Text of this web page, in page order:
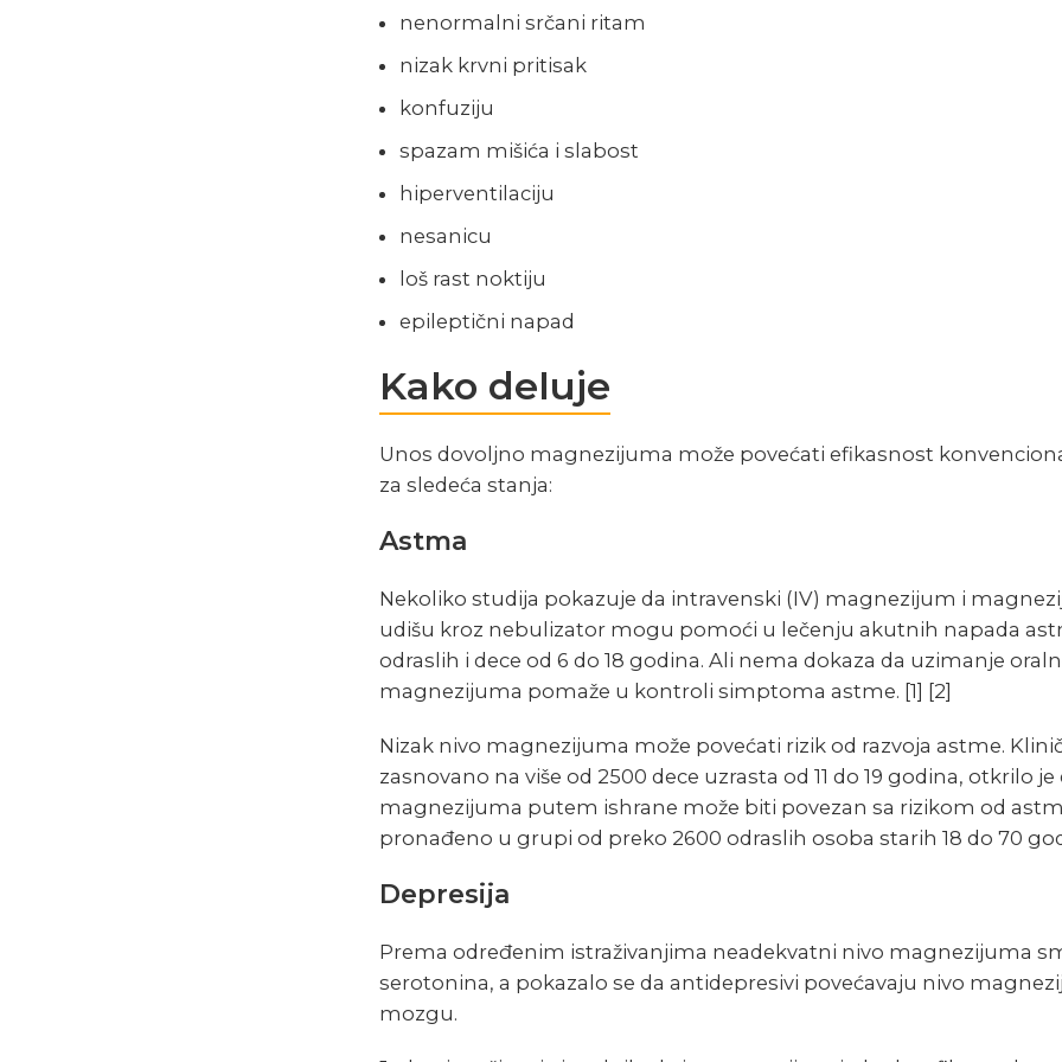
nenormalni srčani ritam
nizak krvni pritisak
konfuziju
spazam mišića i slabost
hiperventilaciju
nesanicu
loš rast noktiju
epileptični napad
Kako deluje
Unos dovoljno magnezijuma može povećati efikasnost
za sledeća stanja:
Astma
Nekoliko studija pokazuje da intravenski (IV) magnezijum i
udišu kroz nebulizator mogu pomoći u lečenju akutnih napada
odraslih i dece od 6 do 18 godina. Ali nema dokaza da uzimanje
magnezijuma pomaže u kontroli simptoma astme. [1] [2]
Nizak nivo magnezijuma može povećati rizik od razvoja astme.
zasnovano na više od 2500 dece uzrasta od 11 do 19 godina, otkrilo
magnezijuma putem ishrane može biti povezan sa rizikom od
pronađeno u grupi od preko 2600 odraslih osoba starih 18 do 70
Depresija
Prema određenim istraživanjima neadekvatni nivo magnezijuma
serotonina, a pokazalo se da antidepresivi povećavaju nivo
mozgu.